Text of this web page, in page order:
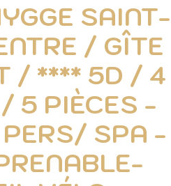
SAINT-
/ GÎTE
/ **** 5D / 4
5 PIÈCES -
SPA -